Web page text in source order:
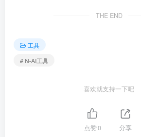
THE END
工具
# N-AI工具
喜欢就支持一下吧
点赞0 分享